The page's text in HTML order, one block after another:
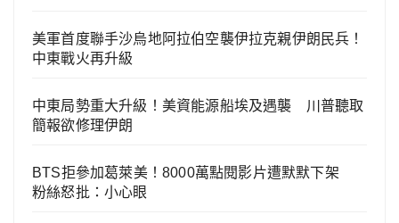
美軍首度聯手沙烏地阿拉伯空襲伊拉克親伊朗民兵！
中東戰火再升級
中東局勢重大升級！美資能源船埃及遇襲 川普聽取
簡報欲修理伊朗
BTS拒參加葛萊美！8000萬點閱影片遭默默下架
粉絲怒批：小心眼